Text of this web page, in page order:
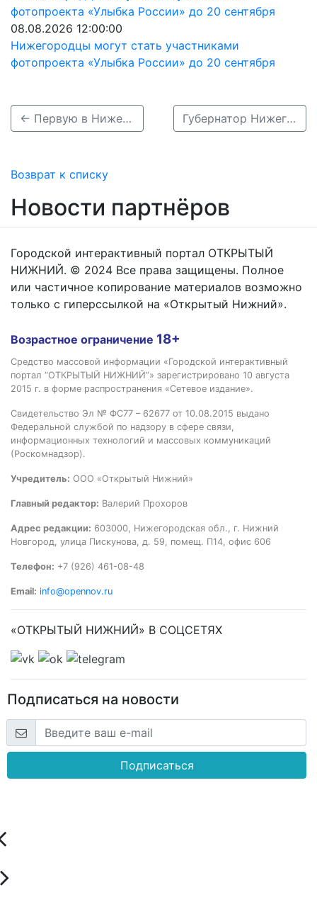
08.08.2026 12:00:00
Нижегородцы могут стать участниками
фотопроекта «Улыбка России» до 20 сентября
← Первую в Нижегородской области аллею спортсменов открыли в Дзержинске Губернатор Нижегородской области поздравил жителей региона с Днем России →
Возврат к списку
Новости партнёров
Городской интерактивный портал ОТКРЫТЫЙ
НИЖНИЙ. © 2024 Все права защищены. Полное
или частичное копирование материалов возможно
только с гиперссылкой на «Открытый Нижний».
Возрастное ограничение 18+
Средство массовой информации «Городской интерактивный
портал “ОТКРЫТЫЙ НИЖНИЙ”» зарегистрировано 10 августа
2015 г. в форме распространения «Сетевое издание».
Свидетельство Эл № ФС77 – 62677 от 10.08.2015 выдано
Федеральной службой по надзору в сфере связи,
информационных технологий и массовых коммуникаций
(Роскомнадзор).
Учредитель: ООО «Открытый Нижний»
Главный редактор: Валерий Прохоров
Адрес редакции: 603000, Нижегородская обл., г. Нижний
Новгород, улица Пискунова, д. 59, помещ. П14, офис 606
Телефон: +7 (926) 461-08-48
Email: info@opennov.ru
«ОТКРЫТЫЙ НИЖНИЙ» В СОЦСЕТЯХ
Подписаться на новости
Подписаться